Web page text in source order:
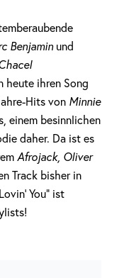
Benjaminund
heute ihren Song
Hits von Minnie
einem besinnlichen
daher. Da ist es
Afrojack, Oliver
Track bisher in
You“ ist